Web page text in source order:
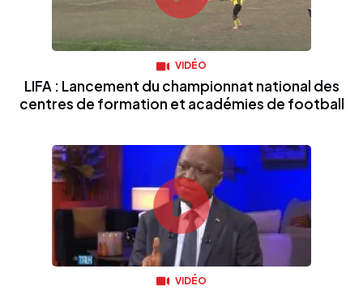
VIDÉO
LIFA : Lancement du championnat national des
centres de formation et académies de football
VIDÉO